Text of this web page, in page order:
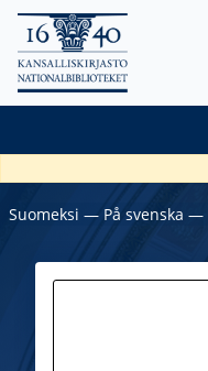
Suomeksi ― På svenska ―